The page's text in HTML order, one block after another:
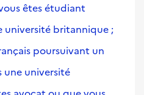
êtes étudiant
université britannique ;
poursuivant un
une université